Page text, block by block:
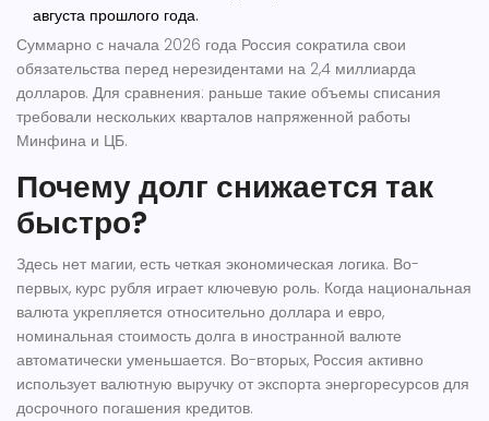
августа прошлого года.
Суммарно с начала 2026 года Россия сократила свои
обязательства перед нерезидентами на 2,4 миллиарда
долларов. Для сравнения: раньше такие объемы списания
требовали нескольких кварталов напряженной работы
Минфина и ЦБ.
Почему долг снижается так
быстро?
Здесь нет магии, есть четкая экономическая логика. Во-
первых, курс рубля играет ключевую роль. Когда национальная
валюта укрепляется относительно доллара и евро,
номинальная стоимость долга в иностранной валюте
автоматически уменьшается. Во-вторых, Россия активно
использует валютную выручку от экспорта энергоресурсов для
досрочного погашения кредитов.